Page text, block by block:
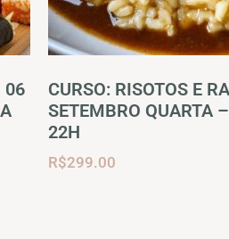
06
CURSO: RISOTOS E
SETEMBRO QUARTA
22H
R$299.00